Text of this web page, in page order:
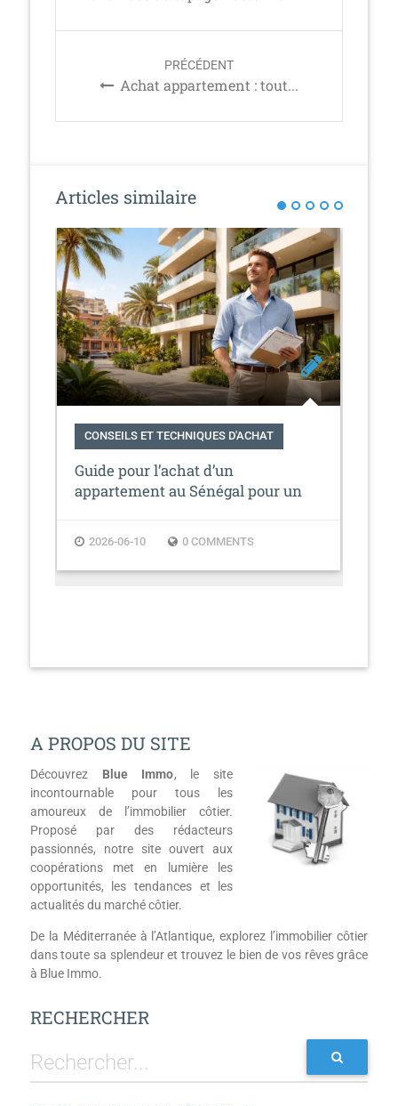
t
i
t
o
n
PRÉCÉDENT
Achat appartement : tout...
Articles similaire
CONSEILS ET TECHNIQUES D'ACHAT
Guide pour l’achat d’un
appartement au Sénégal pour un
2026-06-10 0 COMMENTS
A PROPOS DU SITE
Découvrez Blue Immo, le site
incontournable pour tous les
amoureux de l’immobilier côtier.
Proposé par des rédacteurs
passionnés, notre site ouvert aux
coopérations met en lumière les
opportunités, les tendances et les
actualités du marché côtier.
De la Méditerranée à l’Atlantique, explorez l’immobilier côtier
dans toute sa splendeur et trouvez le bien de vos rêves grâce
à Blue Immo.
RECHERCHER